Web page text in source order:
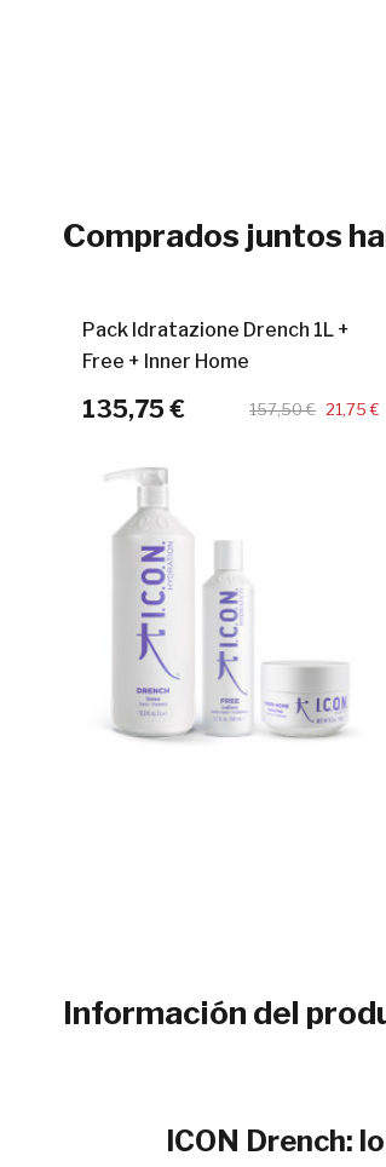
Comprados juntos
Pack Idratazione Drench 1L +
Free + Inner Home
135,75 € 157,50 € 21,75 €
Información del
ICON Drench: